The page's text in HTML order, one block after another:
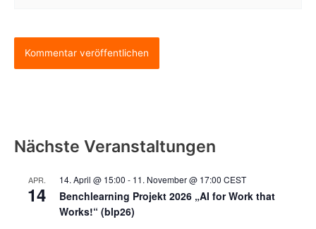
Nächste Veranstaltungen
APR.
14
14. April @ 15:00 - 11. November @ 17:00 CEST
Benchlearning Projekt 2026 „AI for Work that
Works!“ (blp26)